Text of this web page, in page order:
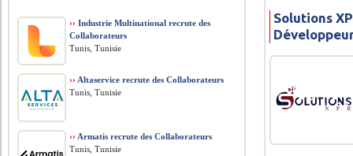
Solutions
›› Industrie Multinational recrute des
Collaborateurs
Tunis, Tunisie
›› Altaservice recrute des Collaborateurs
Tunis, Tunisie
›› Armatis recrute des Collaborateurs
Tunis, Tunisie